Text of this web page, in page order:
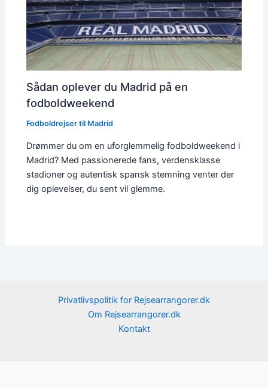
Sådan oplever du Madrid på en
fodboldweekend
Fodboldrejser til Madrid
Drømmer du om en uforglemmelig fodboldweekend i
Madrid? Med passionerede fans, verdensklasse
stadioner og autentisk spansk stemning venter der
dig oplevelser, du sent vil glemme.
Privatlivspolitik for Rejsearrangorer.dk
Om Rejsearrangorer.dk
Kontakt